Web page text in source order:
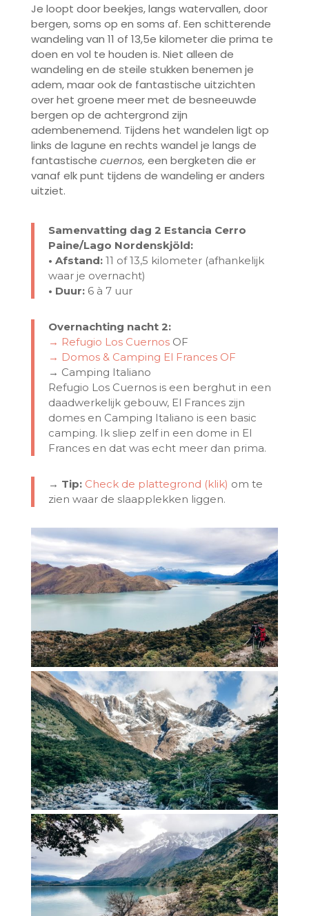
Je loopt door beekjes, langs watervallen, door
bergen, soms op en soms af. Een schitterende
wandeling van 11 of 13,5e kilometer die prima te
doen en vol te houden is. Niet alleen de
wandeling en de steile stukken benemen je
adem, maar ook de fantastische uitzichten
over het groene meer met de besneeuwde
bergen op de achtergrond zijn
adembenemend. Tijdens het wandelen ligt op
links de lagune en rechts wandel je langs de
fantastische cuernos, een bergketen die er
vanaf elk punt tijdens de wandeling er anders
uitziet.
Samenvatting dag 2 Estancia Cerro
Paine/Lago Nordenskjöld:
• Afstand:11 of 13,5 kilometer (afhankelijk
waar je overnacht)
• Duur:6 à 7 uur
Overnachting nacht 2:
→ Refugio Los CuernosOF
→ Domos & Camping El FrancesOF
→ Camping Italiano
Refugio Los Cuernos is een berghut in een
daadwerkelijk gebouw, El Frances zijn
domes en Camping Italiano is een basic
camping. Ik sliep zelf in een dome in El
Frances en dat was echt meer dan prima.
→ Tip: Check de plattegrond (klik) om te
zien waar de slaapplekken liggen.